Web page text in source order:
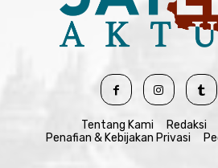
Tentang Kami Redaksi
Penafian & Kebijakan Privasi